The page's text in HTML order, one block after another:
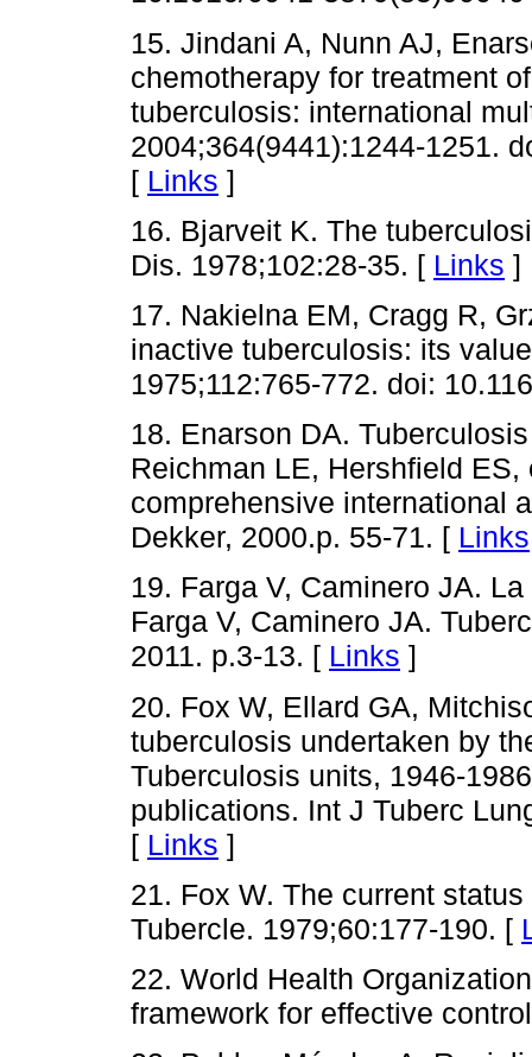
15. Jindani A, Nunn AJ,
chemotherapy for treatment
tuberculosis: international
2004;364(9441):1244-1251.
[ Links ]
16. Bjarveit K. The
Dis. 1978;102:28-35. [ Links ]
17. Nakielna EM, Cragg R,
inactive tuberculosis: its
1975;112:765-772. doi:
18. Enarson DA.
Reichman LE, Hershfield
comprehensive international
Dekker, 2000.p. 55-71. [ Links
19. Farga V, Caminero JA.
Farga V, Caminero JA.
2011. p.3-13. [ Links ]
20. Fox W, Ellard GA,
tuberculosis undertaken by
Tuberculosis units, 1946-
publications. Int J Tuberc
[ Links ]
21. Fox W. The current
Tubercle. 1979;60:177-190. [
22. World Health
framework for effective